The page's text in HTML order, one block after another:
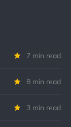
7 min read
8 min read
3 min read